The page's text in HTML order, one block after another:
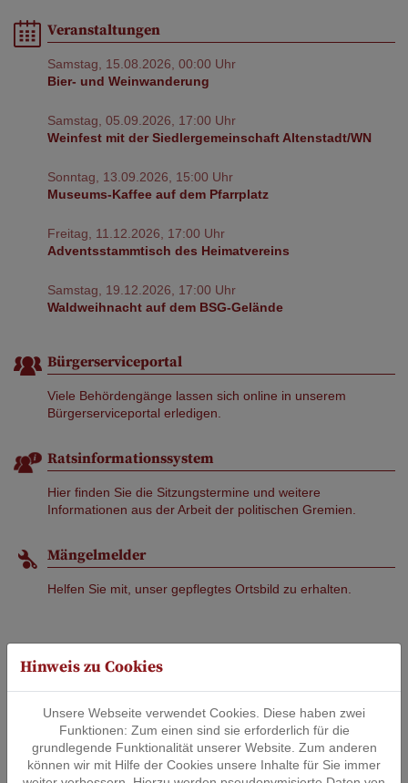
Veranstaltungen
Samstag, 15.08.2026, 00:00 Uhr
Bier- und Weinwanderung
Samstag, 05.09.2026, 17:00 Uhr
Weinfest mit der Siedlergemeinschaft Altenstadt/WN
Sonntag, 13.09.2026, 15:00 Uhr
Museums-Kaffee auf dem Pfarrplatz
Freitag, 11.12.2026, 17:00 Uhr
Adventsstammtisch des Heimatvereins
Samstag, 19.12.2026, 17:00 Uhr
Waldweihnacht auf dem BSG-Gelände
Bürgerserviceportal
Viele Behördengänge lassen sich online in unserem
Bürgerserviceportal erledigen.
Ratsinformationssystem
Hier finden Sie die Sitzungstermine und weitere
Informationen aus der Arbeit der politischen Gremien.
Mängelmelder
Helfen Sie mit, unser gepflegtes Ortsbild zu erhalten.
Hinweis zu Cookies
Unsere Webseite verwendet Cookies. Diese haben zwei
Funktionen: Zum einen sind sie erforderlich für die
grundlegende Funktionalität unserer Website. Zum anderen
können wir mit Hilfe der Cookies unsere Inhalte für Sie immer